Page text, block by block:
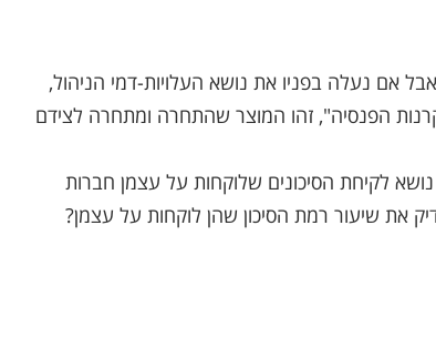
אם נעלה בפניו את נושא העלויות-דמי הניהול,
הפנסיה", זהו המוצר שהתחרה ומתחרה לצידם
לקיחת הסיכונים שלוקחות על עצמן חברות
את שיעור רמת הסיכון שהן לוקחות על עצמן?